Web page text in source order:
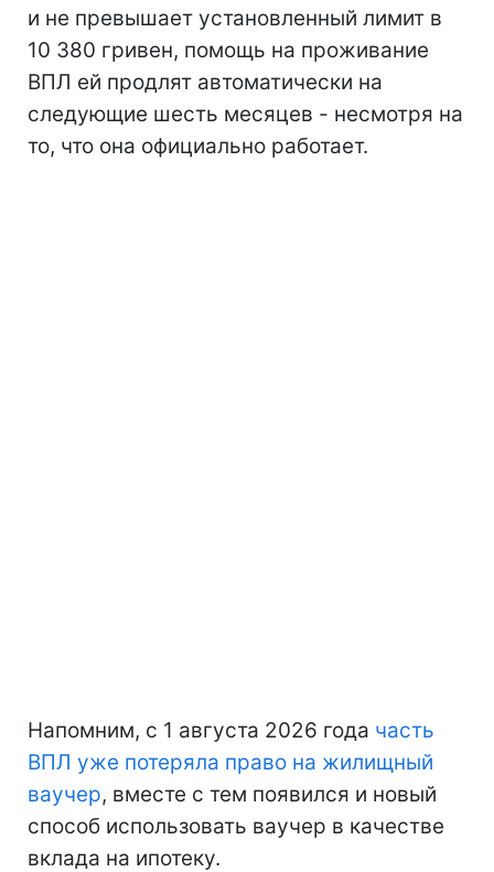
и не превышает установленный лимит в
10 380 гривен, помощь на проживание
ВПЛ ей продлят автоматически на
следующие шесть месяцев - несмотря на
то, что она официально работает.
Напомним, с 1 августа 2026 года часть
ВПЛ уже потеряла право на жилищный
ваучер, вместе с тем появился и новый
способ использовать ваучер в качестве
вклада на ипотеку.